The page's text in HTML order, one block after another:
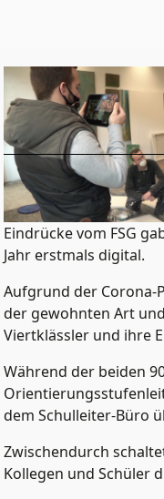
Eindrücke vom FSG
Jahr erstmals digital.
Aufgrund der Corona-
der gewohnten Art
Viertklässler und ihre
Während der beiden
dem Schulleiter-Büro
Zwischendurch
Kollegen und Schüler